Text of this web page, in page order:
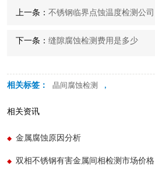
上一条： 不锈钢临界点蚀温度检测公司
下一条： 缝隙腐蚀检测费用是多少
相关标签： 晶间腐蚀检测 ,
相关资讯
金属腐蚀原因分析
双相不锈钢有害金属间相检测市场价格